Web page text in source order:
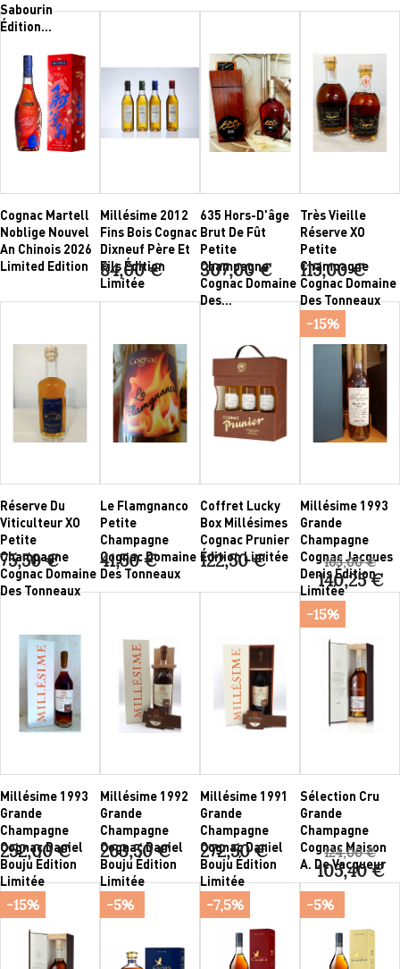
Sabourin
Édition...
Cognac Martell
Noblige Nouvel
An Chinois 2026
Limited Edition
Millésime 2012
Fins Bois Cognac
Dixneuf Père Et
Fils Édition
Limitée
84,00 €
635 Hors-D'âge
Brut De Fût
Petite
Champagne
Cognac Domaine
Des...
307,00 €
Très Vieille
Réserve XO
Petite
Champagne
Cognac Domaine
Des Tonneaux
115,00 €
Réserve Du
Viticulteur XO
Petite
Champagne
Cognac Domaine
Des Tonneaux
75,50 €
Le Flamgnanco
Petite
Champagne
Cognac Domaine
Des Tonneaux
41,50 €
Coffret Lucky
Box Millésimes
Cognac Prunier
Édition Limitée
122,50 €
Millésime 1993
Grande
Champagne
Cognac Jacques
Denis Édition
Limitée
165,00 €
140,25 €
-15%
Millésime 1993
Grande
Champagne
Cognac Daniel
Bouju Édition
Limitée
252,00 €
Millésime 1992
Grande
Champagne
Cognac Daniel
Bouju Édition
Limitée
263,50 €
Millésime 1991
Grande
Champagne
Cognac Daniel
Bouju Édition
Limitée
272,50 €
Sélection Cru
Grande
Champagne
Cognac Maison
A. De Vacqueur
124,00 €
105,40 €
-15%
-15% -5% -7,5% -5%